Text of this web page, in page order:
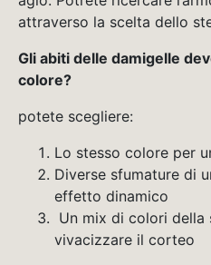
attraverso la scelta dello
Gli abiti delle damigelle
colore?
potete scegliere:
Lo stesso colore per
Diverse sfumature di
effetto dinamico
Un mix di colori della
vivacizzare il corteo